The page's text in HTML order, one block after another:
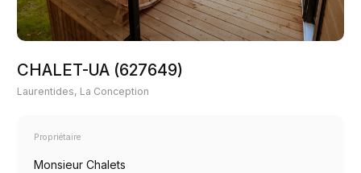
CHALET-UA (627649)
Laurentides, La Conception
Propriétaire
Monsieur Chalets